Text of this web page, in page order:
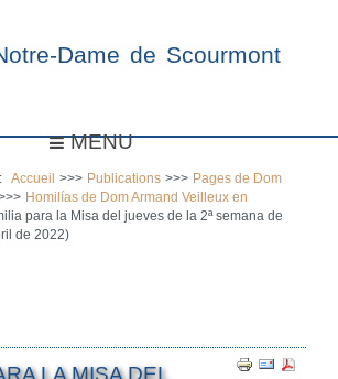
Dame de Scourmont
MENU
:Accueil >>> Publications >>> Pages de Dom
Homilías de Dom Armand Veilleux en
para la Misa del jueves de la 2ª semana de
de 2022)
LA MISA DEL